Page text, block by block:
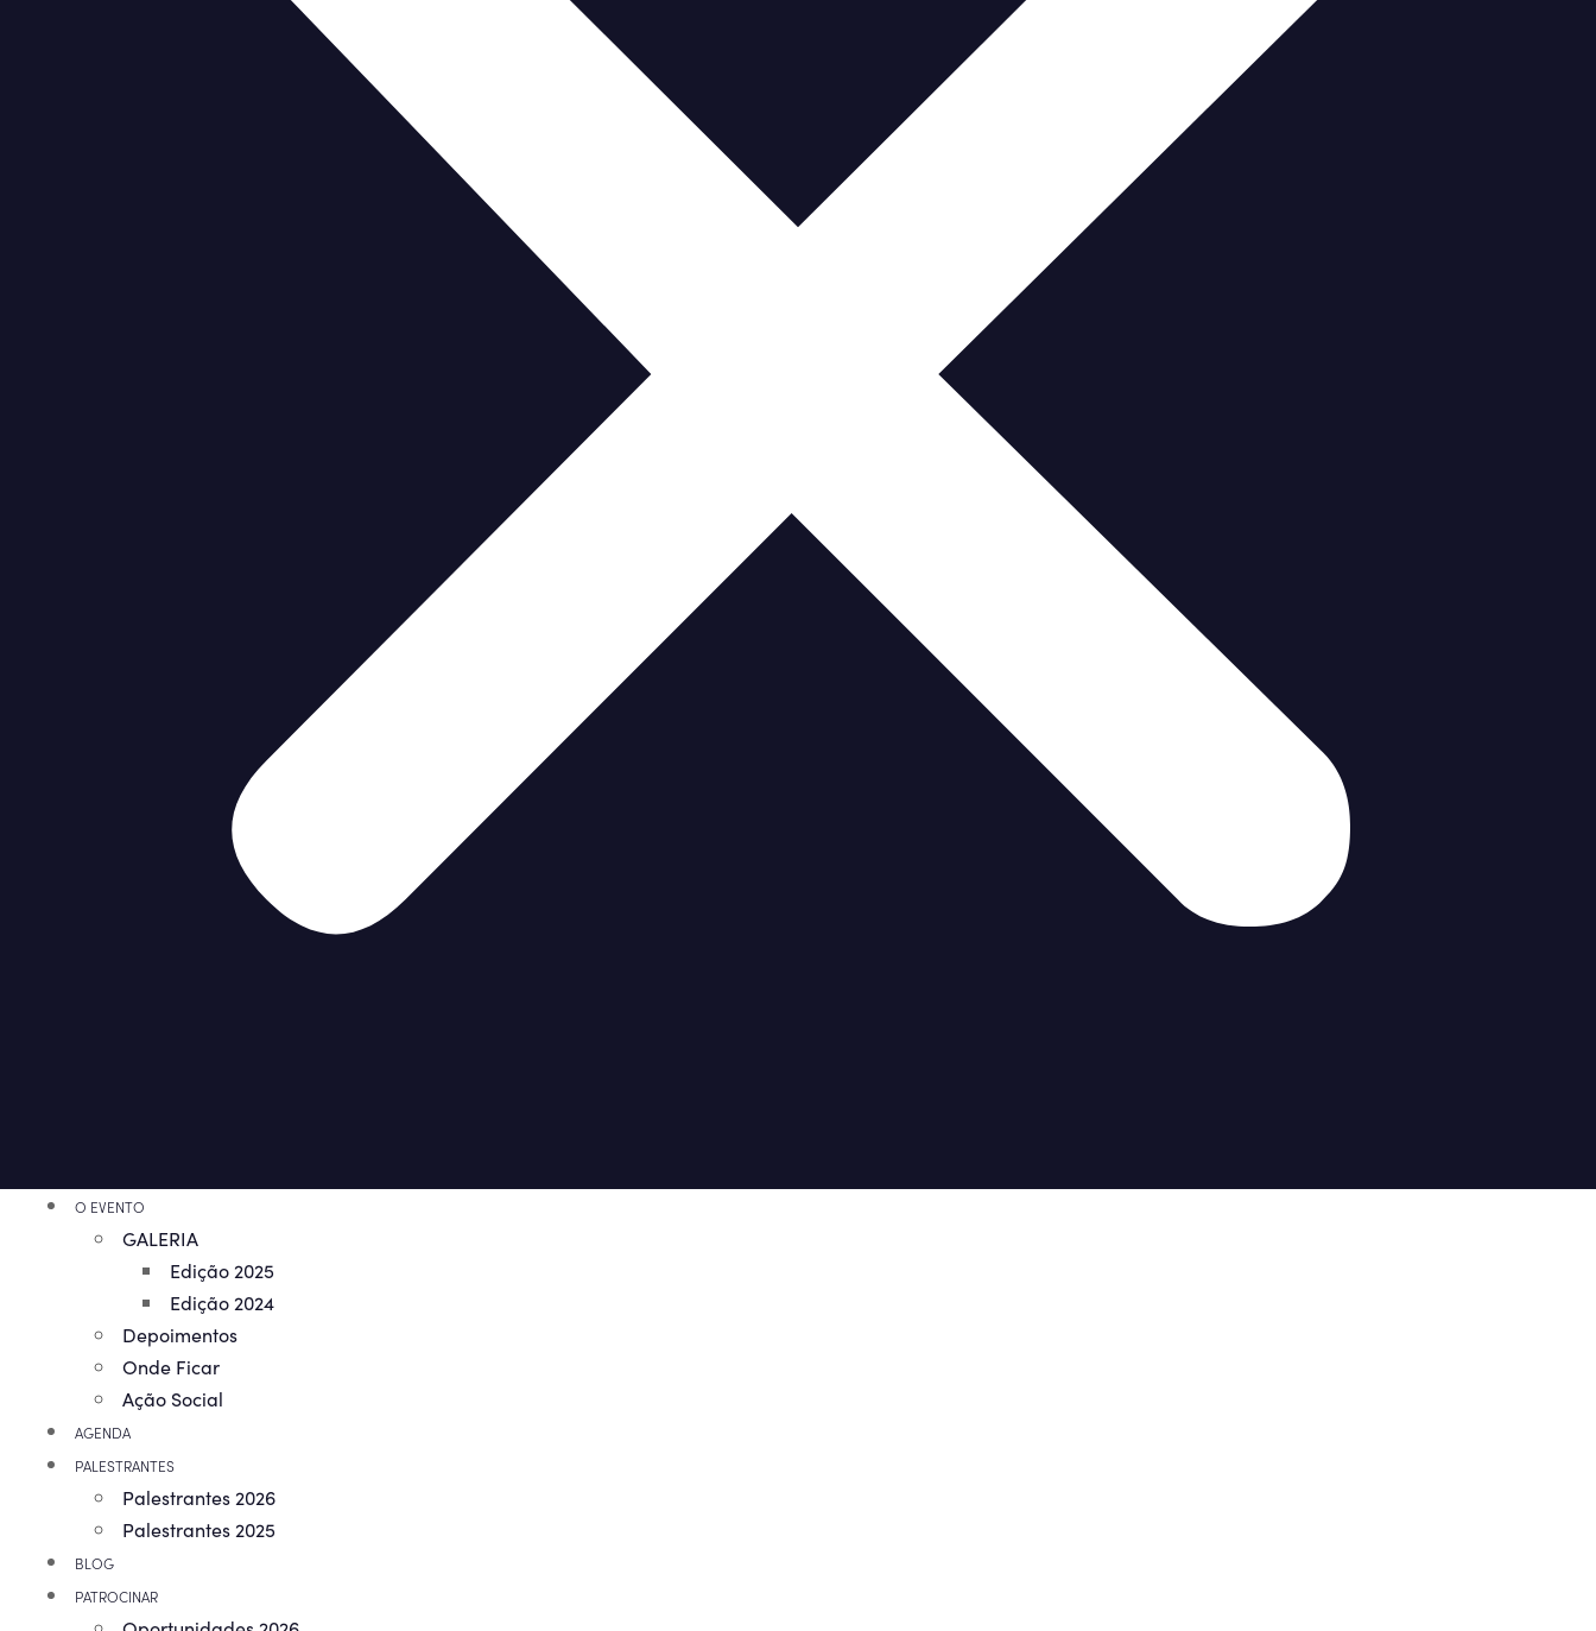
O EVENTO
GALERIA
Edição 2025
Edição 2024
Depoimentos
Onde Ficar
Ação Social
AGENDA
PALESTRANTES
Palestrantes 2026
Palestrantes 2025
BLOG
PATROCINAR